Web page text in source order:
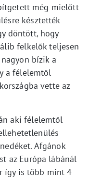
még mielőtt
késztették
döntött, hogy
felkelők teljesen
bízik a
a félelemtől
vette az
aki félelemtől
Afgánok
az Európa lábánál
így is több mint 4